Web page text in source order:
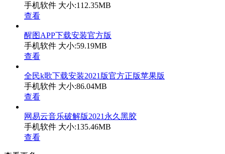
手机软件 大小:112.35MB
查看
醒图APP下载安装官方版
手机软件 大小:59.19MB
查看
全民k歌下载安装2021版官方正版苹果版
手机软件 大小:86.04MB
查看
网易云音乐破解版2021永久黑胶
手机软件 大小:135.46MB
查看